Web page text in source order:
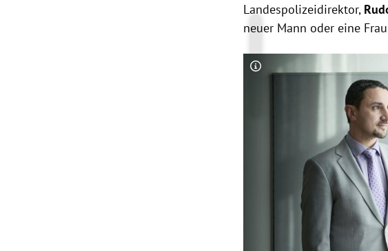
Landespolizeidirektor,
neuer Mann oder eine
Copyright-Hinweis öffnen/